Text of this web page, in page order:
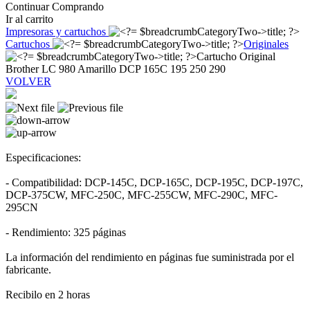
Continuar Comprando
Ir al carrito
Impresoras y cartuchos
Cartuchos
Originales
Cartucho Original
Brother LC 980 Amarillo DCP 165C 195 250 290
VOLVER
Especificaciones:
- Compatibilidad: DCP-145C, DCP-165C, DCP-195C, DCP-197C,
DCP-375CW, MFC-250C, MFC-255CW, MFC-290C, MFC-
295CN
- Rendimiento: 325 páginas
La información del rendimiento en páginas fue suministrada por el
fabricante.
Recibilo en 2 horas